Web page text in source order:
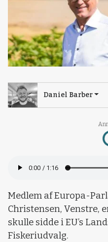
Daniel Barber
Medlem af Europa-
Christensen, Venstre,
skulle sidde i EU’s
Fiskeriudvalg.